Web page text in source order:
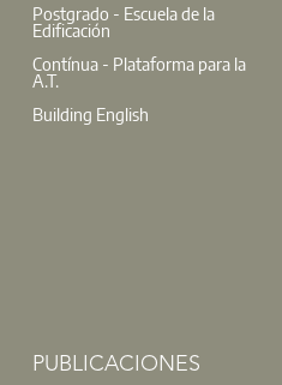
Postgrado - Escuela de la
Edificación
Contínua - Plataforma para la
A.T.
Building English
PUBLICACIONES